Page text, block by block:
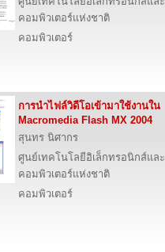
คอมพิวเตอร์แห่งชาติ
คอมพิวเตอร์
การนําไฟล์วิดีโอเข้ามาใช้งานใน
Macromedia Flash MX 2004
สุนทร นิศากร
ศูนย์เทคโนโลยีอิเล็กทรอนิกส์และ
คอมพิวเตอร์แห่งชาติ
คอมพิวเตอร์